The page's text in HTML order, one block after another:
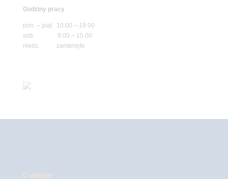
Godziny pracy
pon. – piąt. 10.00 – 19.00
sob. 8.00 – 15.00
niedz. zamknięte
O witrynie